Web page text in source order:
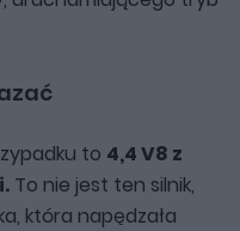
to 4,4 V8 z
To nie jest ten silnik,
która napędzała